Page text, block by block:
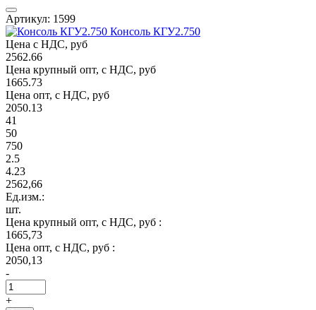
Артикул: 1599
Консоль КГУ2.750
Цена с НДС, руб
2562.66
Цена крупный опт, с НДС, руб
1665.73
Цена опт, с НДС, руб
2050.13
41
50
750
2.5
4.23
2562,66
Ед.изм.:
шт.
Цена крупный опт, с НДС, руб :
1665,73
Цена опт, с НДС, руб :
2050,13
-
+